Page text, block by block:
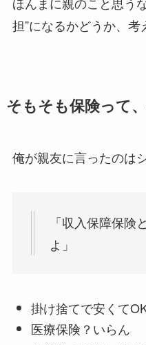
担”になるかどうか、考
そもそも保険って
俺が親友に言ったのは
「収入保障保険
よ」
掛け捨てで安くて
医療保険？いらん